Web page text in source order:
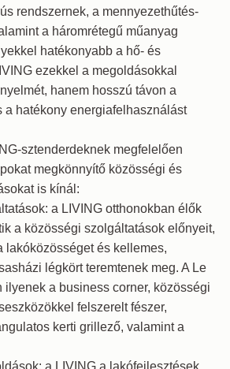
rendszernek, a mennyezethűtés-
a háromrétegű műanyag
hatékonyabb a hő- és
ezekkel a megoldásokkal
hanem hosszú távon a
a hatékony energiafelhasználást
sztenderdeknek megfelelően
megkönnyítő közösségi és
is kínál:
a LIVING otthonokban élők
a közösségi szolgáltatások előnyeit,
lakóközösséget és kellemes,
légkört teremtenek meg. A Le
ilyenek a business corner, közösségi
felszerelt fészer,
kerti grillező, valamint a
a LIVING a lakófejlesztések